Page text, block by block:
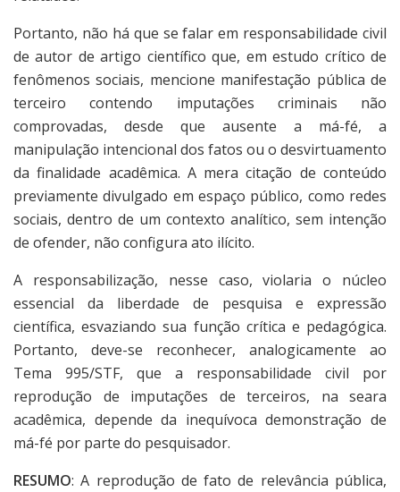
Portanto, não há que se falar em responsabilidade civil
de autor de artigo científico que, em estudo crítico de
fenômenos sociais, mencione manifestação pública de
terceiro contendo imputações criminais não
comprovadas, desde que ausente a má-fé, a
manipulação intencional dos fatos ou o desvirtuamento
da finalidade acadêmica. A mera citação de conteúdo
previamente divulgado em espaço público, como redes
sociais, dentro de um contexto analítico, sem intenção
de ofender, não configura ato ilícito.
A responsabilização, nesse caso, violaria o núcleo
essencial da liberdade de pesquisa e expressão
científica, esvaziando sua função crítica e pedagógica.
Portanto, deve-se reconhecer, analogicamente ao
Tema 995/STF, que a responsabilidade civil por
reprodução de imputações de terceiros, na seara
acadêmica, depende da inequívoca demonstração de
má-fé por parte do pesquisador.
RESUMO: A reprodução de fato de relevância pública,